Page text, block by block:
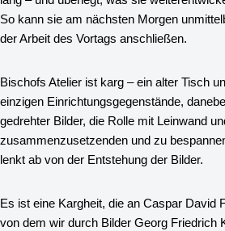
So kann sie am nächsten Morgen
der Arbeit des Vortags anschließen.
Bischofs Atelier ist karg – ein alter Tisch
einzigen Einrichtungsgegenstände,
gedrehter Bilder, die Rolle mit Leinwand
zusammenzusetzenden und zu
lenkt ab von der Entstehung der Bilder.
Es ist eine Kargheit, die an Caspar David
von dem wir durch Bilder Georg Friedrich